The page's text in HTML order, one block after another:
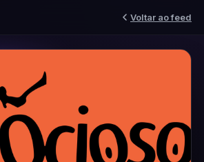
Voltar ao feed